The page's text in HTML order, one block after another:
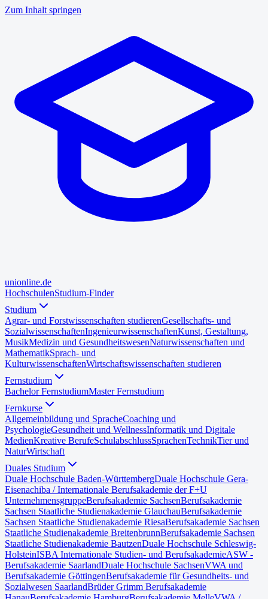
Zum Inhalt springen
unionline.de
HochschulenStudium-Finder
Studium
Agrar- und Forstwissenschaften studierenGesellschafts- und
SozialwissenschaftenIngenieurwissenschaftenKunst, Gestaltung,
MusikMedizin und GesundheitswesenNaturwissenschaften und
MathematikSprach- und
KulturwissenschaftenWirtschaftswissenschaften studieren
Fernstudium
Bachelor FernstudiumMaster Fernstudium
Fernkurse
Allgemeinbildung und SpracheCoaching und
PsychologieGesundheit und WellnessInformatik und Digitale
MedienKreative BerufeSchulabschlussSprachenTechnikTier und
NaturWirtschaft
Duales Studium
Duale Hochschule Baden-WürttembergDuale Hochschule Gera-
Eisenachiba / Internationale Berufsakademie der F+U
UnternehmensgruppeBerufsakademie SachsenBerufsakademie
Sachsen Staatliche Studienakademie GlauchauBerufsakademie
Sachsen Staatliche Studienakademie RiesaBerufsakademie Sachsen
Staatliche Studienakademie BreitenbrunnBerufsakademie Sachsen
Staatliche Studienakademie BautzenDuale Hochschule Schleswig-
HolsteinISBA Internationale Studien- und BerufsakademieASW -
Berufsakademie SaarlandDuale Hochschule SachsenVWA und
Berufsakademie GöttingenBerufsakademie für Gesundheits- und
Sozialwesen SaarlandBrüder Grimm Berufsakademie